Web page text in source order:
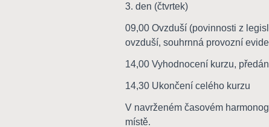
3. den (čtvrtek)
09,00 Ovzduší (povinnosti z
ovzduší, souhrnná provozní
14,00 Vyhodnocení kurzu,
14,30 Ukončení celého kurzu
V navrženém časovém
místě.